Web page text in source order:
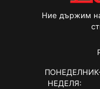
Ние държим